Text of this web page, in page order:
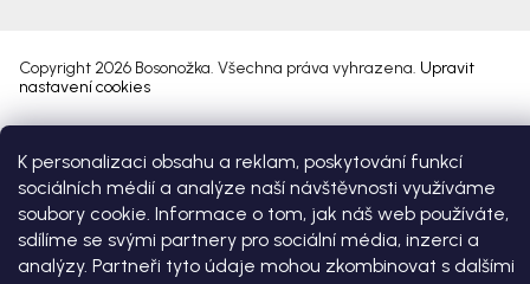
K personalizaci obsahu a reklam, poskytování funkcí
sociálních médií a analýze naší návštěvnosti využíváme
soubory cookie. Informace o tom, jak náš web používáte,
sdílíme se svými partnery pro sociální média, inzerci a
analýzy. Partneři tyto údaje mohou zkombinovat s dalšími
Copyright 2026 Bosonožka. Všechna práva vyhrazena. Upravit
nastavení cookies